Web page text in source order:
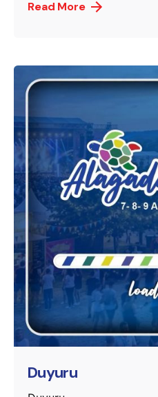
Read More
Posted by
murat.sozuak
Duyuru